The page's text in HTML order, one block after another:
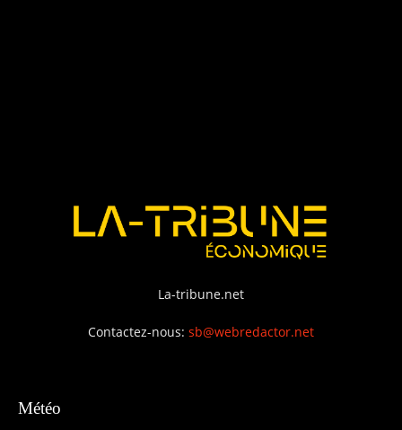
La-tribune.net
Contactez-nous: sb@webredactor.net
Météo